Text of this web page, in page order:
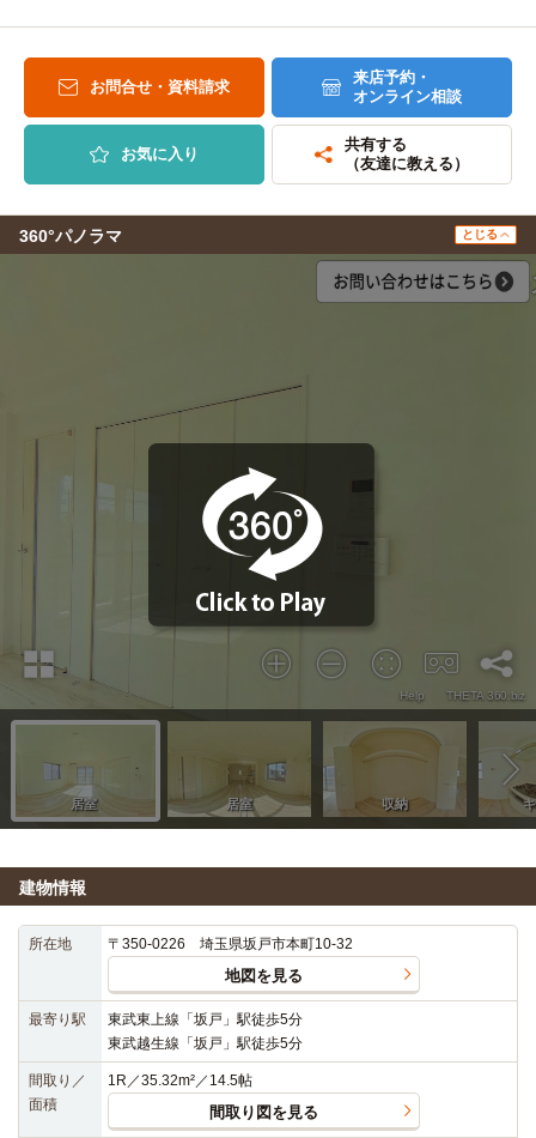
お問合せ・資料請求
来店予約・
オンライン相談
お気に入り
共有する
（友達に教える）
360°パノラマ とじる
建物情報
所在地 〒350-0226 埼玉県坂戸市本町10-32
地図を見る
最寄り駅
東武東上線「坂戸」駅徒歩5分
東武越生線「坂戸」駅徒歩5分
間取り／
面積
1R／35.32m²／14.5帖
間取り図を見る